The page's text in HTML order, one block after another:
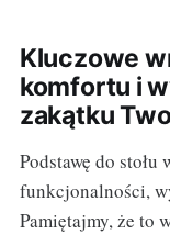
Kluczowe
komfortu i
zakątku
Podstawę do
funkcjonalności,
Pamiętajmy, że to